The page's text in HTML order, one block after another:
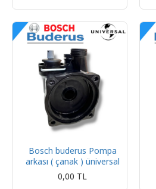
Bosch buderus Pompa
arkası ( çanak ) üniversal
0,00 TL